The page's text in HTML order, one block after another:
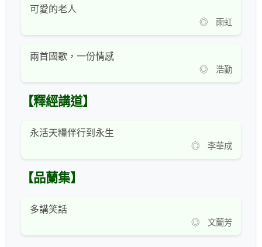
可愛的老人
◎ 雨虹
兩首國歌，一份情感
◎ 浩勤
【釋經講道】
永活天糧伴行到永生
◎ 李華成
【品蘭集】
多講笑話
◎ 文蘭芳